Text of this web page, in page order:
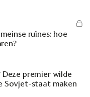
ruïnes: hoe
Deze premier wilde
Sovjet-staat maken